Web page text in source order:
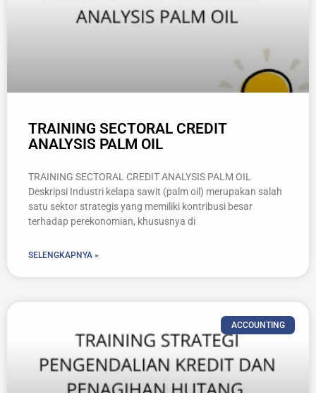
TRAINING SECTORAL CREDIT
ANALYSIS PALM OIL
TRAINING SECTORAL CREDIT ANALYSIS PALM OIL
Deskripsi Industri kelapa sawit (palm oil) merupakan salah
satu sektor strategis yang memiliki kontribusi besar
terhadap perekonomian, khususnya di
SELENGKAPNYA »
ACCOUNTING